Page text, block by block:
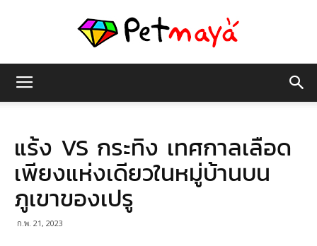
มายา
แร้ง VS กระทิง เทศกาลเลือด
เพียงแห่งเดียวในหมู่บ้านบน
ภูเขาของเปรู
ก.พ. 21, 2023